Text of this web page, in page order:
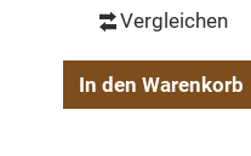
Vergleichen
In den Warenkorb